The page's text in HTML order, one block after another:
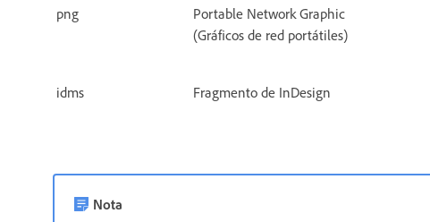
png
Portable Network Graphic
(Gráficos de red portátiles)
idms Fragmento de InDesign
Nota